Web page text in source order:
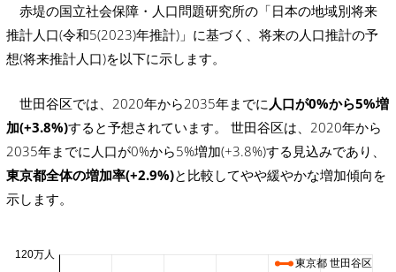
赤堤の国立社会保障・人口問題研究所の「日本の地域別将来
推計人口(令和5(2023)年推計)」に基づく、将来の人口推計の予
想(将来推計人口)を以下に示します。
世田谷区では、2020年から2035年までに 人口が0%から5%増
加(+3.8%)すると予想されています。 世田谷区は、2020年から
2035年までに人口が0%から5%増加(+3.8%)する見込みであり、
東京都全体の増加率(+2.9%)と比較してやや緩やかな増加傾向を
示します。
120万人
東京都 世田谷区